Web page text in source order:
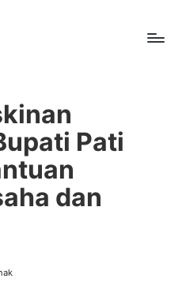
Pati
dan